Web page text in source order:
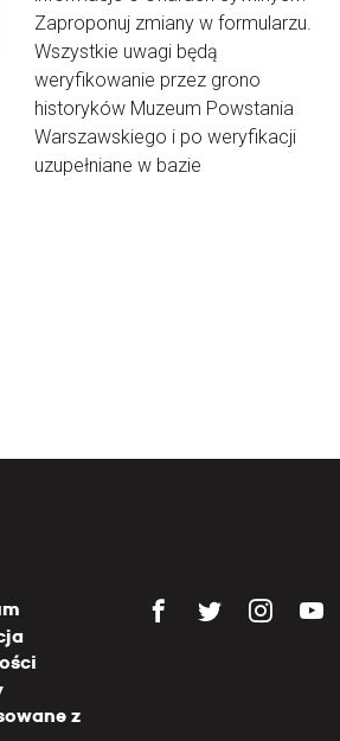
Zaproponuj zmiany w formularzu.
Wszystkie uwagi będą
weryfikowanie przez grono
historyków Muzeum Powstania
Warszawskiego i po weryfikacji
uzupełniane w bazie
z